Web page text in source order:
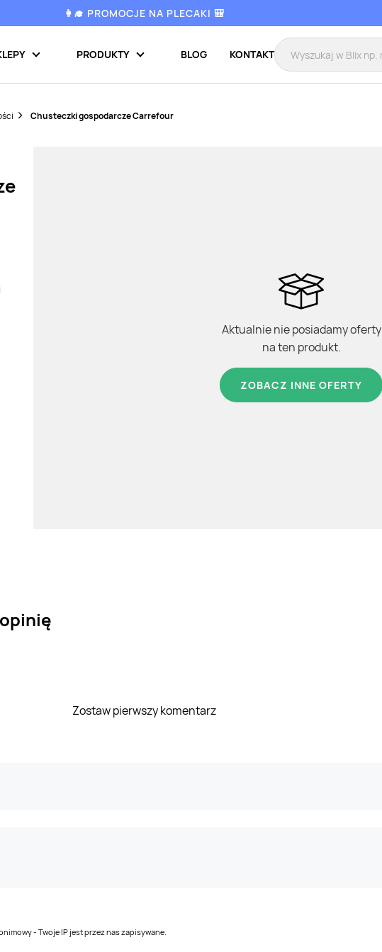
👩‍🎓 PROMOCJE NA PLECAKI 🎒
PRODUKTY BLOG KONTAKT
Chusteczki gospodarcze Carrefour
Aktualnie nie posiadamy oferty
na ten produkt.
ZOBACZ INNE OFERTY
Zostaw pierwszy komentarz
- Twoje IP jest przez nas zapisywane.